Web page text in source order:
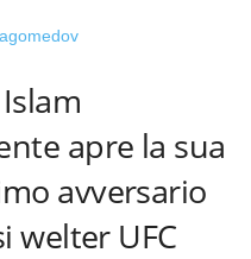
apre la sua
avversario
welter UFC